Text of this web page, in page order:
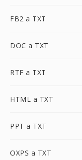
FB2 a TXT
DOC a TXT
RTF a TXT
HTML a TXT
PPT a TXT
OXPS a TXT